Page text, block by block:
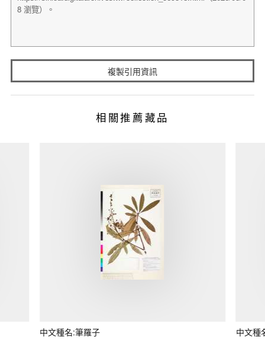
複製引用資訊
相關推薦藏品
中文種名:筆羅子 中文種